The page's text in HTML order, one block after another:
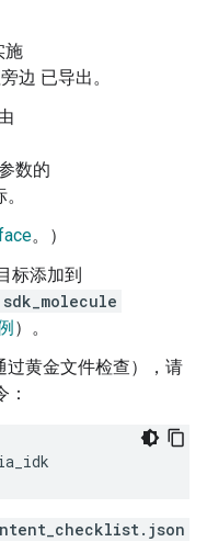
施
边 已导出。
数的
。）
标添加到
sdk_molecule
）。
过黄金文件检查），请